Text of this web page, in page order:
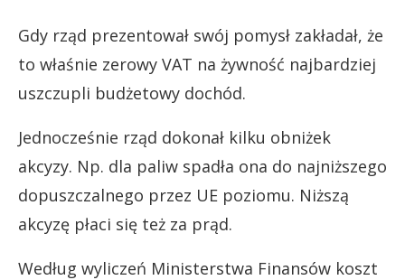
Gdy rząd prezentował swój pomysł zakładał, że
to właśnie zerowy VAT na żywność najbardziej
uszczupli budżetowy dochód.
Jednocześnie rząd dokonał kilku obniżek
akcyzy. Np. dla paliw spadła ona do najniższego
dopuszczalnego przez UE poziomu. Niższą
akcyzę płaci się też za prąd.
Według wyliczeń Ministerstwa Finansów koszt